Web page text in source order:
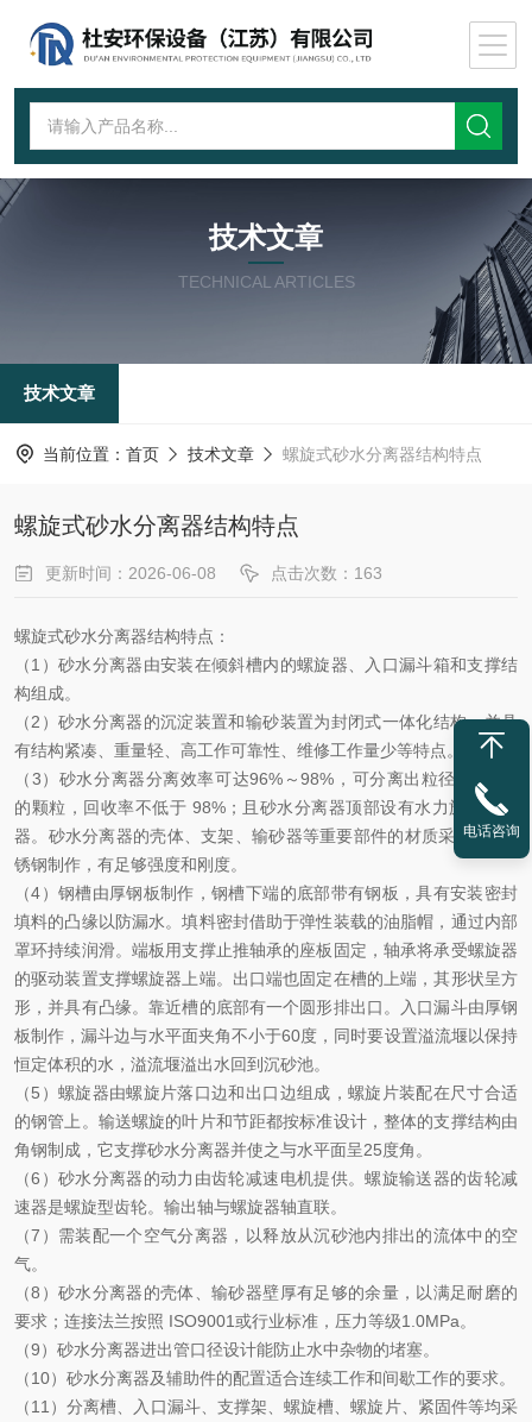
技术文章
TECHNICAL ARTICLES
技术文章
当前位置： 首页 技术文章 螺旋式砂水分离器结构特点
螺旋式砂水分离器结构特点
更新时间：2026-06-08 点击次数：163
螺旋式砂水分离器结构特点 ：
（1 ）砂水分离器由安装在倾斜槽内的螺旋器、入口漏斗箱和支撑结
构组成。
（2 ）砂水分离器的沉淀装置和输砂装置为封闭式一体化结构，并具
有结构紧凑、重量轻、高工作可靠性、维修工作量少等特点。
（3）砂水分离器分离效率可达96% ～98% ，可分离出粒径≥
0.2mm
的颗粒，回收率不低于 98%；且砂水分离器顶部设有水力旋流浓缩
器。砂水分离器的壳体、支架、输砂器等重要部件的材质采用304不
锈钢制作，有足够强度和刚度。
（4）钢槽由厚钢板制作，钢槽下端的底部带有钢板，具有安装密封
填料的凸缘以防漏水。填料密封借助于弹性装载的油脂帽，通过内部
罩环持续润滑。端板用支撑止推轴承的座板固定，轴承将承受螺旋器
的驱动装置支撑螺旋器上端。出口端也固定在槽的上端，其形状呈方
形，并具有凸缘。靠近槽的底部有一个圆形排出口。入口漏斗由厚钢
板制作，漏斗边与水平面夹角不小于60度，同时要设置溢流堰以保持
恒定体积的水，溢流堰溢出水回到沉砂池。
（5 ）螺旋器由螺旋片落口边和出口边组成，螺旋片装配在尺寸合适
的钢管上。输送螺旋的叶片和节距都按标准设计，整体的支撑结构由
角钢制成，它支撑砂水分离器并使之与水平面呈25度角。
（6 ）砂水分离器的动力由齿轮减速电机提供。螺旋输送器的齿轮减
速器是螺旋型齿轮。输出轴与螺旋器轴直联。
（7 ）需装配一个空气分离器，以释放从沉砂池内排出的流体中的空
气。
（8 ）砂水分离器的壳体、输砂器壁厚有足够的余量，以满足耐磨的
要求；连接法兰按照 ISO9001或行业标准 ，压力等级1.0MPa。
（9）砂水分离器进出管口径设计能防止水中杂物的堵塞。
（10）砂水分离器及辅助件的配置适合连续工作和间歇工作的要求。
（11 ）分离槽、入口漏斗、支撑架、螺旋槽、螺旋片、紧固件等均采
电话咨询